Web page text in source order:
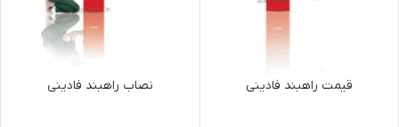
قیمت راهبند فادینی نصاب راهبند فادینی